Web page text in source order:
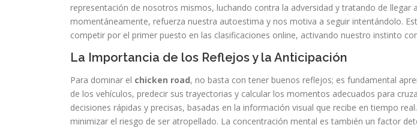
representación de nosotros mismos, luchando contra la adversidad y tratando de llegar
momentáneamente, refuerza nuestra autoestima y nos motiva a seguir intentándolo.
competir por el primer puesto en las clasificaciones online, activando nuestro instinto
La Importancia de los Reflejos y la Anticipación
Para dominar el chicken road, no basta con tener buenos reflejos; es fundamental
de los vehículos, predecir sus trayectorias y calcular los momentos adecuados para
decisiones rápidas y precisas, basadas en la información visual que recibe en tiempo
minimizar el riesgo de ser atropellado. La concentración mental es también un factor